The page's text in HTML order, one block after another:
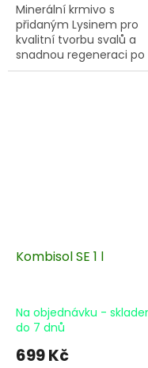
Minerální krmivo s
přidaným Lysinem pro
kvalitní tvorbu svalů a
snadnou regeneraci po
zátěži.
Kombisol SE 1 l
Na objednávku -
do 7 dnů
699 Kč